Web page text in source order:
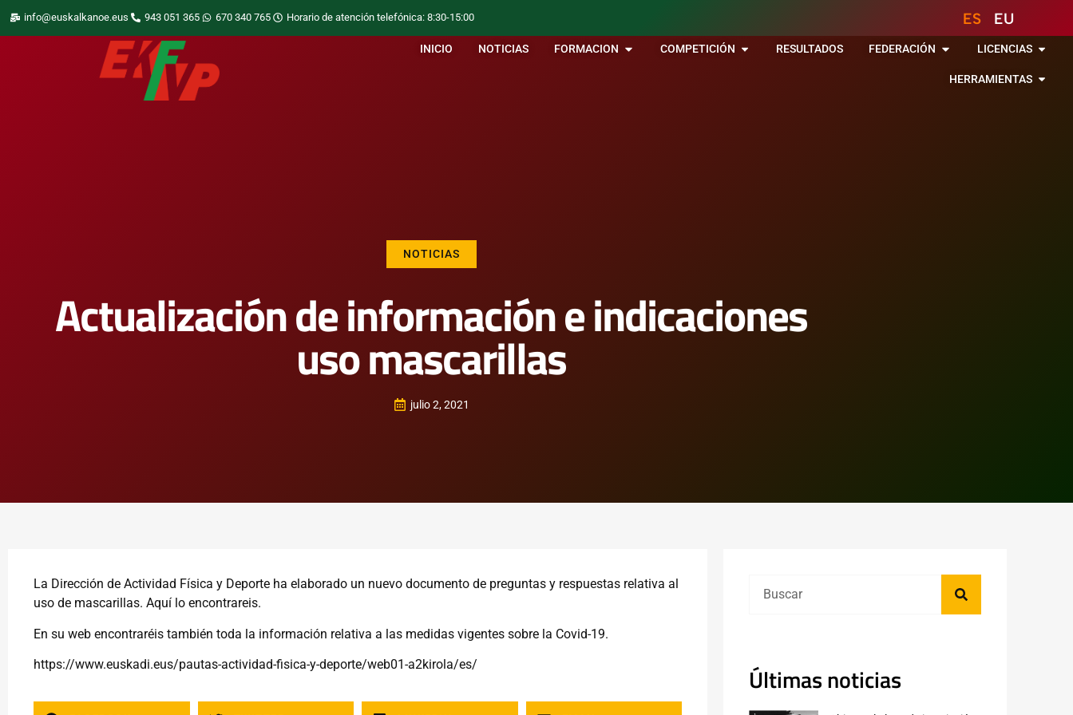
info@euskalkanoe.eus 943 051 365 670 340 765 Horario de atención telefónica: 8:30-15:00 ES EU
INICIO NOTICIAS FORMACION COMPETICIÓN RESULTADOS FEDERACIÓN LICENCIAS
HERRAMIENTAS
NOTICIAS
Actualización de información e indicaciones
uso mascarillas
julio 2, 2021
La Dirección de Actividad Física y Deporte ha elaborado un nuevo documento de preguntas y respuestas relativa al
uso de mascarillas. Aquí lo encontrareis.
En su web encontraréis también toda la información relativa a las medidas vigentes sobre la Covid-19.
https://www.euskadi.eus/pautas-actividad-fisica-y-deporte/web01-a2kirola/es/ Últimas noticias